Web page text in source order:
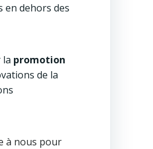
en dehors des
la promotion
de la
à nous pour